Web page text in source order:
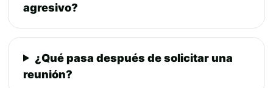
agresivo?
¿Qué pasa después de solicitar una
reunión?